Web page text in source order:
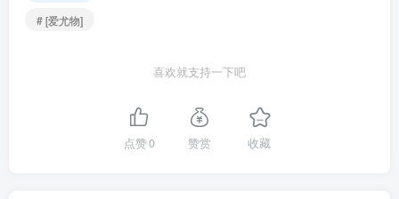
# [爱尤物]
喜欢就支持一下吧
点赞0 赞赏 收藏